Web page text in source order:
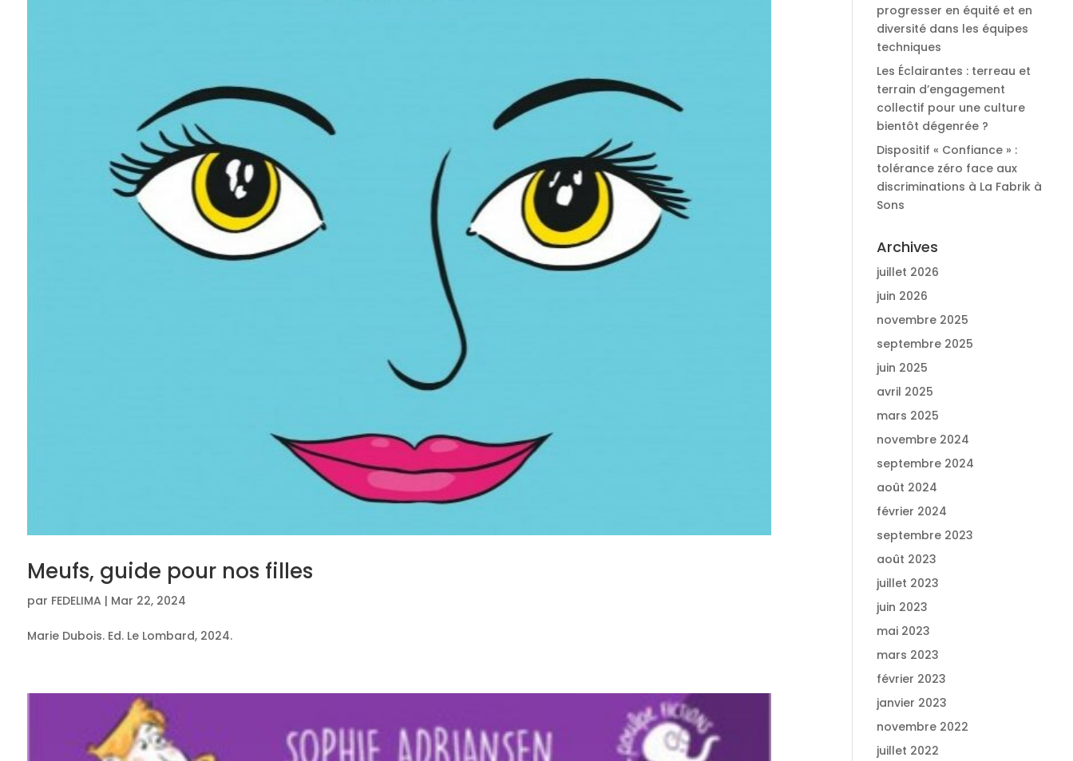
Meufs, guide pour nos filles
par FEDELIMA | Mar 22, 2024
Marie Dubois. Ed. Le Lombard, 2024.
progresser en équité et en
diversité dans les équipes
techniques
Les Éclairantes : terreau et
terrain d’engagement
collectif pour une culture
bientôt dégenrée ?
Dispositif « Confiance » :
tolérance zéro face aux
discriminations à La Fabrik à
Sons
Archives
juillet 2026
juin 2026
novembre 2025
septembre 2025
juin 2025
avril 2025
mars 2025
novembre 2024
septembre 2024
août 2024
février 2024
septembre 2023
août 2023
juillet 2023
juin 2023
mai 2023
mars 2023
février 2023
janvier 2023
novembre 2022
juillet 2022